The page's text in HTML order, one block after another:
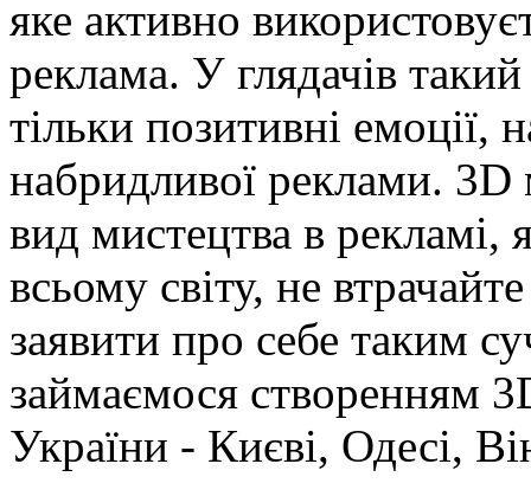
яке активно
реклама. У глядачів
тільки позитивні емоції,
набридливої реклами.
вид мистецтва в рекламі,
всьому світу, не
заявити про себе таким
займаємося створенням
України - Києві, Одесі,